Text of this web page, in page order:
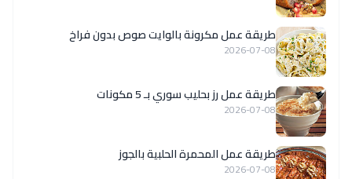
طريقة عمل مكرونة بالوايت صوص بدون فراخ
2026-07-08
طريقة عمل رز بحليب سوري بـ 5 مكونات
2026-07-08
طريقة عمل المحمرة الحلبية بالجوز
2026-07-08